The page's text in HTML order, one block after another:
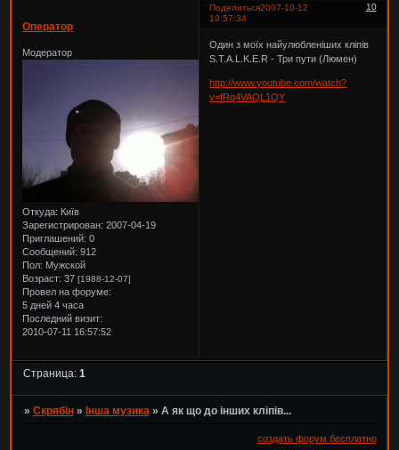
Поделиться 10
2007-10-12
19:57:34
Оператор
Модератор
Откуда: Київ
Зарегистрирован: 2007-04-19
Приглашений: 0
Сообщений: 912
Пол: Мужской
Возраст: 37[1988-12-07]
Провел на форуме:
5 дней 4 часа
Последний визит:
2010-07-11 16:57:52
Один з моїх найулюбленіших кліпів
S.T.A.L.K.E.R - Три пути (Люмен)
http://www.youtube.com/watch?
v=fRq4VAQL1QY
Страница: 1
» Скрябін » Інша музика » А як що до інших кліпів...
создать форум бесплатно